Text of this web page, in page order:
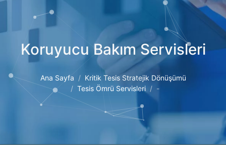
Koruyucu Bakım Servisleri
Ana Sayfa
Kritik Tesis Stratejik Dönüşümü
Tesis Ömrü Servisleri
-